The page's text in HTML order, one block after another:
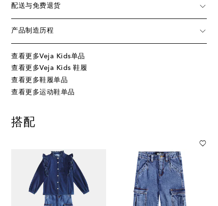
配送与免费退货
产品制造历程
查看更多Veja Kids单品
查看更多Veja Kids 鞋履
查看更多鞋履单品
查看更多运动鞋单品
搭配